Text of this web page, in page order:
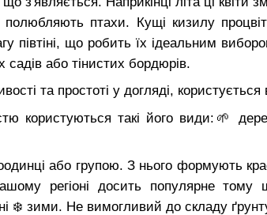
полюбляють птахи. Кущі кизилу
півтіні, що робить їх ідеальним
садів або тінистих бордюрів.
та простоті у догляді,
користуються такі його види:🌱
або групою. З нього формують
регіоні досить популярне
❄️ зими. Не вимогливий до складу ґрунту